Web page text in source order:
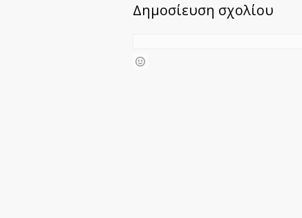
Δημοσίευση σχολίου